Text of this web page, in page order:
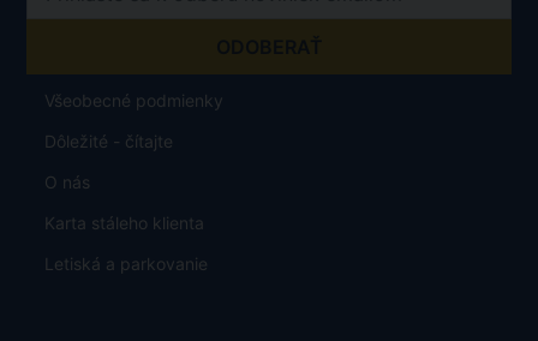
Všeobecné podmienky
Dôležité - čítajte
O nás
Karta stáleho klienta
Letiská a parkovanie